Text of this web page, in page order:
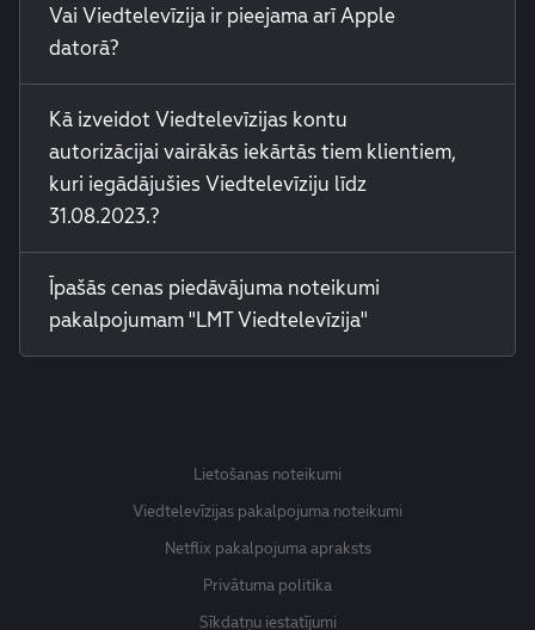
Vai Viedtelevīzija ir pieejama arī Apple
datorā?
Kā izveidot Viedtelevīzijas kontu
autorizācijai vairākās iekārtās tiem klientiem,
kuri iegādājušies Viedtelevīziju līdz
31.08.2023.?
Īpašās cenas piedāvājuma noteikumi
pakalpojumam "LMT Viedtelevīzija"
Lietošanas noteikumi
Viedtelevīzijas pakalpojuma noteikumi
Netflix pakalpojuma apraksts
Privātuma politika
Sīkdatņu iestatījumi